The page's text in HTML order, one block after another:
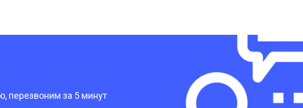
от 3300 ₽
от 1400 ₽
перезвоним за 5 минут